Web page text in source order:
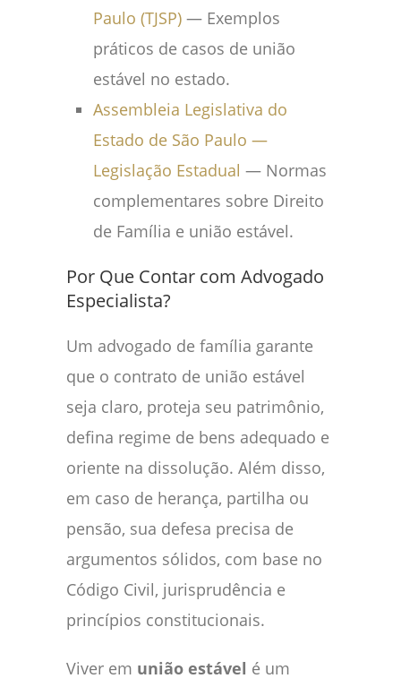
Paulo (TJSP) — Exemplos
práticos de casos de união
estável no estado.
Assembleia Legislativa do
Estado de São Paulo —
Legislação Estadual — Normas
complementares sobre Direito
de Família e união estável.
Por Que Contar com Advogado
Especialista?
Um advogado de família garante
que o contrato de união estável
seja claro, proteja seu patrimônio,
defina regime de bens adequado e
oriente na dissolução. Além disso,
em caso de herança, partilha ou
pensão, sua defesa precisa de
argumentos sólidos, com base no
Código Civil, jurisprudência e
princípios constitucionais.
Viver em união estável é um